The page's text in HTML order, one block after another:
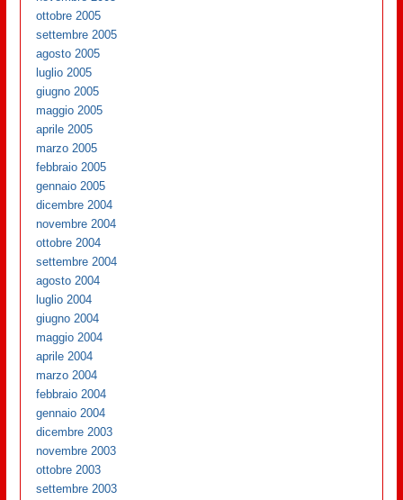
ottobre 2005
settembre 2005
agosto 2005
luglio 2005
giugno 2005
maggio 2005
aprile 2005
marzo 2005
febbraio 2005
gennaio 2005
dicembre 2004
novembre 2004
ottobre 2004
settembre 2004
agosto 2004
luglio 2004
giugno 2004
maggio 2004
aprile 2004
marzo 2004
febbraio 2004
gennaio 2004
dicembre 2003
novembre 2003
ottobre 2003
settembre 2003